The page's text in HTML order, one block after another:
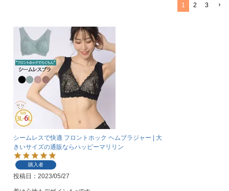
1 2 3
シームレスで快適 フロントホック ヘムブラジャー | 大
きいサイズの通販ならハッピーマリリン
購入者
投稿日 2023/05/27